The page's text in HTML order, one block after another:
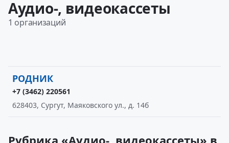
Аудио-, видеокассеты
1 организаций
РОДНИК
+7 (3462) 220561
628403, Сургут, Маяковского ул., д. 14б
Рубрика «Аудио-, видеокассеты» в